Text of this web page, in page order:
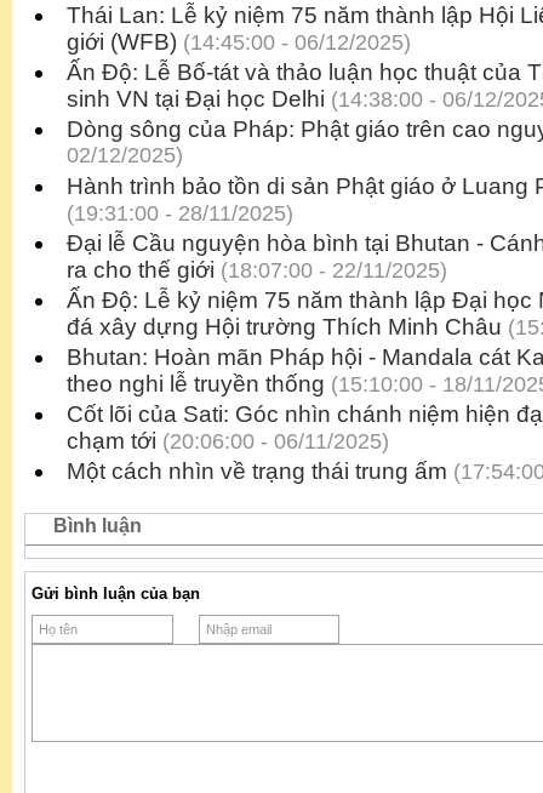
Thái Lan: Lễ kỷ niệm 75 năm thành lập Hội
giới (WFB) (14:45:00 - 06/12/2025)
Ấn Độ: Lễ Bố-tát và thảo luận học thuật của
sinh VN tại Đại học Delhi (14:38:00 - 06/12/
Dòng sông của Pháp: Phật giáo trên cao
02/12/2025)
Hành trình bảo tồn di sản Phật giáo ở Luang
(19:31:00 - 28/11/2025)
Đại lễ Cầu nguyện hòa bình tại Bhutan -
ra cho thế giới (18:07:00 - 22/11/2025)
Ấn Độ: Lễ kỷ niệm 75 năm thành lập Đại học
đá xây dựng Hội trường Thích Minh Châu
Bhutan: Hoàn mãn Pháp hội - Mandala cát
theo nghi lễ truyền thống (15:10:00 - 18/11/
Cốt lõi của Sati: Góc nhìn chánh niệm hiện
chạm tới (20:06:00 - 06/11/2025)
Một cách nhìn về trạng thái trung ấm
Bình luận
Gửi bình luận của bạn